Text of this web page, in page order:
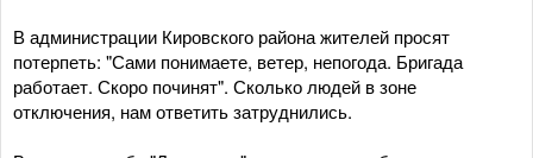
В администрации Кировского района жителей просят
потерпеть: "Сами понимаете, ветер, непогода. Бригада
работает. Скоро починят". Сколько людей в зоне
отключения, нам ответить затруднились.